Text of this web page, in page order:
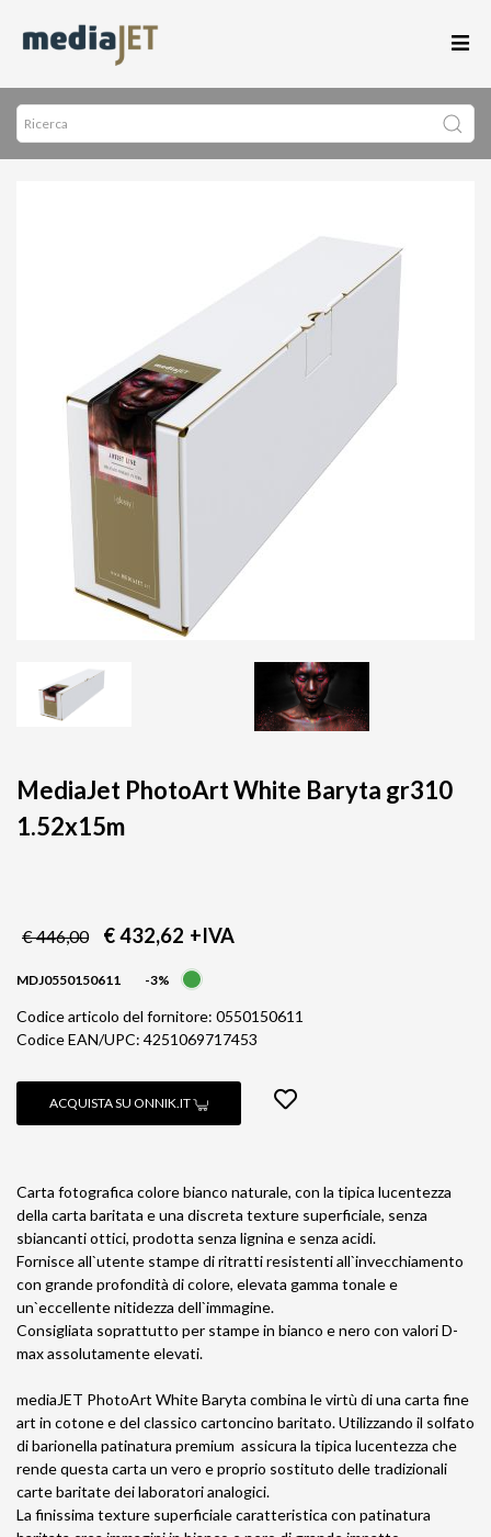
MediaJet PhotoArt White Baryta gr310
1.52x15m
€ 446,00 € 432,62 +IVA
MDJ0550150611 -3%
Codice articolo del fornitore: 0550150611
Codice EAN/UPC: 4251069717453
ACQUISTA SU ONNIK.IT
Carta fotografica colore bianco naturale, con la tipica lucentezza
della carta baritata e una discreta texture superficiale, senza
sbiancanti ottici, prodotta senza lignina e senza acidi.
Fornisce all`utente stampe di ritratti resistenti all`invecchiamento
con grande profondità di colore, elevata gamma tonale e
un`eccellente nitidezza dell`immagine.
Consigliata soprattutto per stampe in bianco e nero con valori D-
max assolutamente elevati.
mediaJET PhotoArt White Baryta combina le virtù di una carta fine
art in cotone e del classico cartoncino baritato. Utilizzando il solfato
di barionella patinatura premium assicura la tipica lucentezza che
rende questa carta un vero e proprio sostituto delle tradizionali
carte baritate dei laboratori analogici.
La finissima texture superficiale caratteristica con patinatura